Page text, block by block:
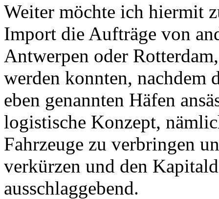
Weiter möchte ich hiermit
Import die Aufträge von
Antwerpen oder
werden konnten, nachdem
eben genannten Häfen
logistische Konzept,
Fahrzeuge zu verbringen
verkürzen und den
ausschlaggebend.